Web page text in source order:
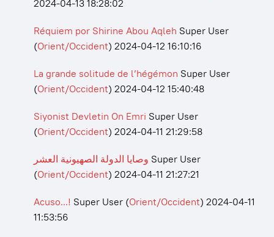
2024-04-13 18:28:02
Réquiem por Shirine Abou Aqleh Super User
(Orient/Occident) 2024-04-12 16:10:16
La grande solitude de l’hégémon Super User
(Orient/Occident) 2024-04-12 15:40:48
Siyonist Devletin On Emri Super User
(Orient/Occident) 2024-04-11 21:29:58
وصايا الدولة الصهيونية العشر Super User
(Orient/Occident) 2024-04-11 21:27:21
Acuso...! Super User (Orient/Occident) 2024-04-11
11:53:56